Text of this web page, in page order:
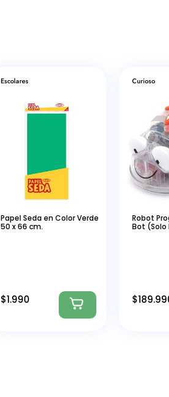
Escolares
Papel Seda en Color Verde
50 x 66 cm.
$1.990
Curioso
Robot
Bot (Solo
$